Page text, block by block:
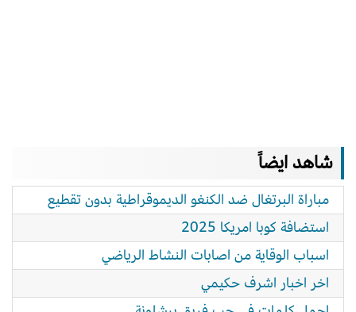
شاهد ايضاً
مباراة البرتغال ضد الكنغو الديموقراطية بدون تقطيع
استضافة كوبا امريكا 2025
اسباب الوقاية من اصابات النشاط الرياضي
اخر اخبار اشرف حكيمي